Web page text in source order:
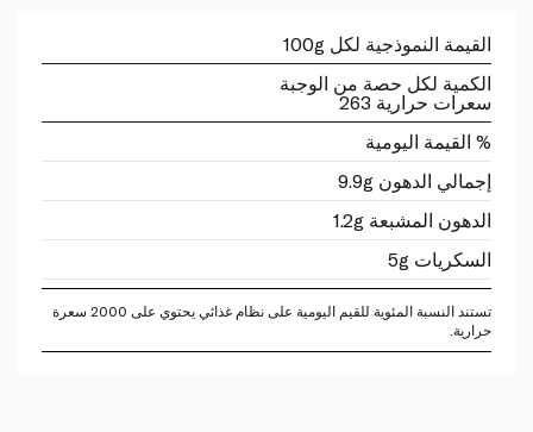
القيمة النموذجية لكل 100g
الكمية لكل حصة من الوجبة
سعرات حرارية 263
% القيمة اليومية
إجمالي الدهون 9.9g
الدهون المشبعة 1.2g
السكريات 5g
تستند النسبة المئوية للقيم اليومية على نظام غذائي يحتوي على 2000 سعرة
حرارية.